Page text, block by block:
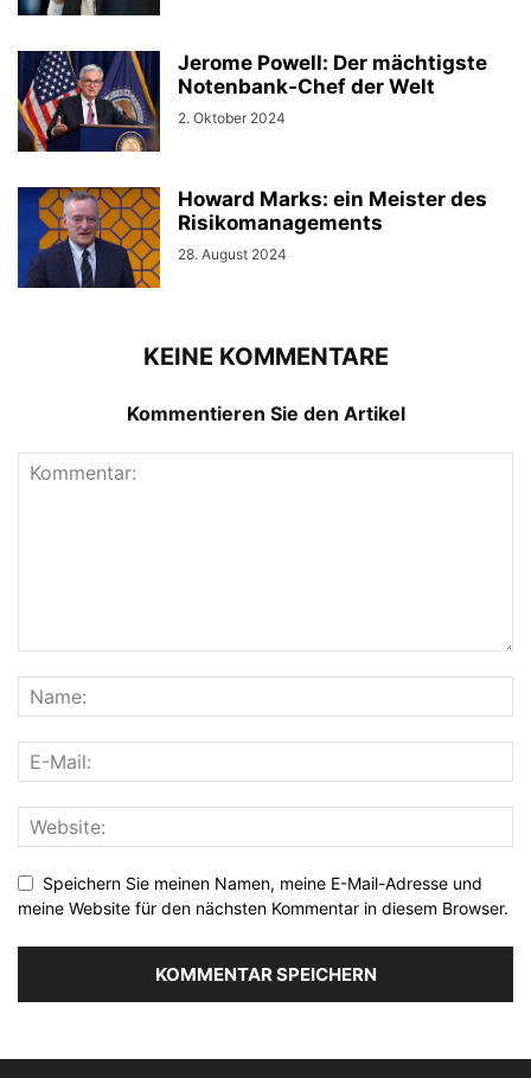
Jerome Powell: Der mächtigste
Notenbank-Chef der Welt
2. Oktober 2024
Howard Marks: ein Meister des
Risikomanagements
28. August 2024
KEINE KOMMENTARE
Kommentieren Sie den Artikel
Speichern Sie meinen Namen, meine E-Mail-Adresse und
meine Website für den nächsten Kommentar in diesem Browser.